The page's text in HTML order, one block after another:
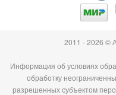
2011 - 2026
Информация об условиях
обработку
разрешенных субъектом